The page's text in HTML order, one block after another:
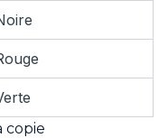
copie